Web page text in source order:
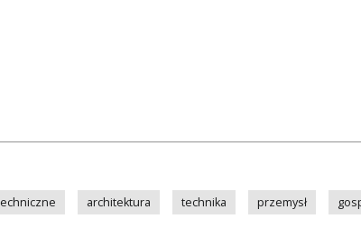
architektura technika przemysł